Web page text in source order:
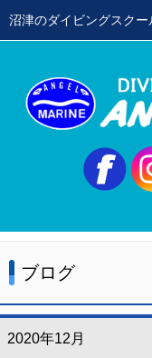
沼津のダイビングスクー
当店の特徴
スクールメニュー
ステップアップコース
ブログ
2020年12月